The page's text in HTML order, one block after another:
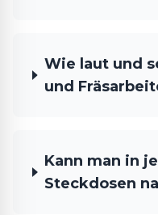
Wie laut und
und
Kann man in
Steckdosen